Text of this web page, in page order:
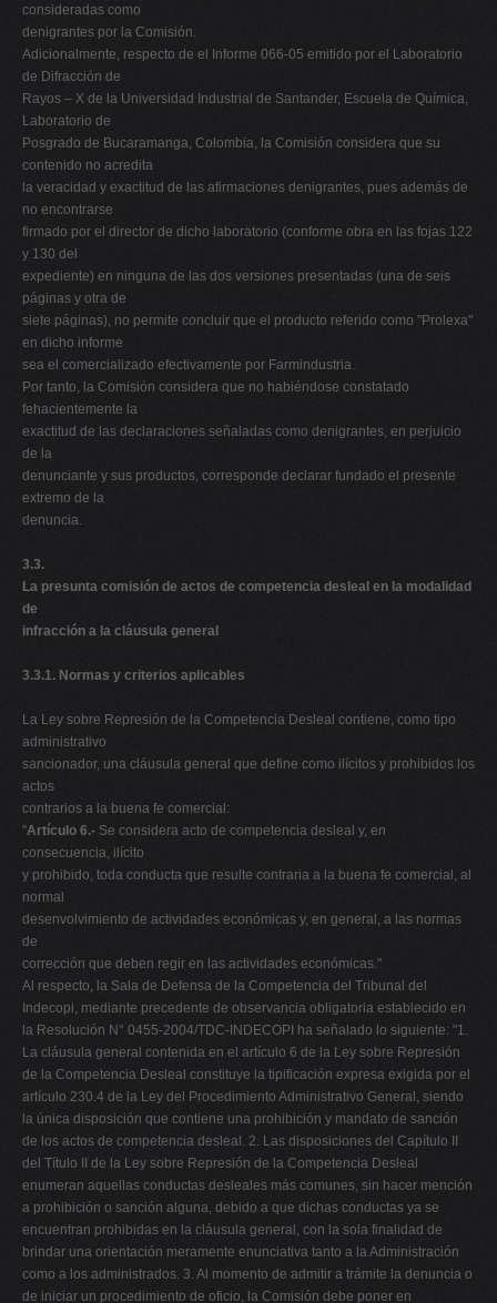
consideradas como
denigrantes por la Comisión.
Adicionalmente, respecto de el Informe 066-05 emitido por el Laboratorio
de Difracción de
Rayos – X de la Universidad Industrial de Santander, Escuela de Química,
Laboratorio de
Posgrado de Bucaramanga, Colombia, la Comisión considera que su
contenido no acredita
la veracidad y exactitud de las afirmaciones denigrantes, pues además de
no encontrarse
firmado por el director de dicho laboratorio (conforme obra en las fojas 122
y 130 del
expediente) en ninguna de las dos versiones presentadas (una de seis
páginas y otra de
siete páginas), no permite concluir que el producto referido como "Prolexa"
en dicho informe
sea el comercializado efectivamente por Farmindustria.
Por tanto, la Comisión considera que no habiéndose constatado
fehacientemente la
exactitud de las declaraciones señaladas como denigrantes, en perjuicio
de la
denunciante y sus productos, corresponde declarar fundado el presente
extremo de la
denuncia.
3.3.
La presunta comisión de actos de competencia desleal en la modalidad
de
infracción a la cláusula general
3.3.1. Normas y criterios aplicables
La Ley sobre Represión de la Competencia Desleal contiene, como tipo
administrativo
sancionador, una cláusula general que define como ilícitos y prohibidos los
actos
contrarios a la buena fe comercial:
"Artículo 6.- Se considera acto de competencia desleal y, en
consecuencia, ilícito
y prohibido, toda conducta que resulte contraria a la buena fe comercial, al
normal
desenvolvimiento de actividades económicas y, en general, a las normas
de
corrección que deben regir en las actividades económicas."
Al respecto, la Sala de Defensa de la Competencia del Tribunal del
Indecopi, mediante precedente de observancia obligatoria establecido en
la Resolución N° 0455-2004/TDC-INDECOPI ha señalado lo siguiente: "1.
La cláusula general contenida en el artículo 6 de la Ley sobre Represión
de la Competencia Desleal constituye la tipificación expresa exigida por el
artículo 230.4 de la Ley del Procedimiento Administrativo General, siendo
la única disposición que contiene una prohibición y mandato de sanción
de los actos de competencia desleal. 2. Las disposiciones del Capítulo II
del Título II de la Ley sobre Represión de la Competencia Desleal
enumeran aquellas conductas desleales más comunes, sin hacer mención
a prohibición o sanción alguna, debido a que dichas conductas ya se
encuentran prohibidas en la cláusula general, con la sola finalidad de
brindar una orientación meramente enunciativa tanto a la Administración
como a los administrados. 3. Al momento de admitir a trámite la denuncia o
de iniciar un procedimiento de oficio, la Comisión debe poner en